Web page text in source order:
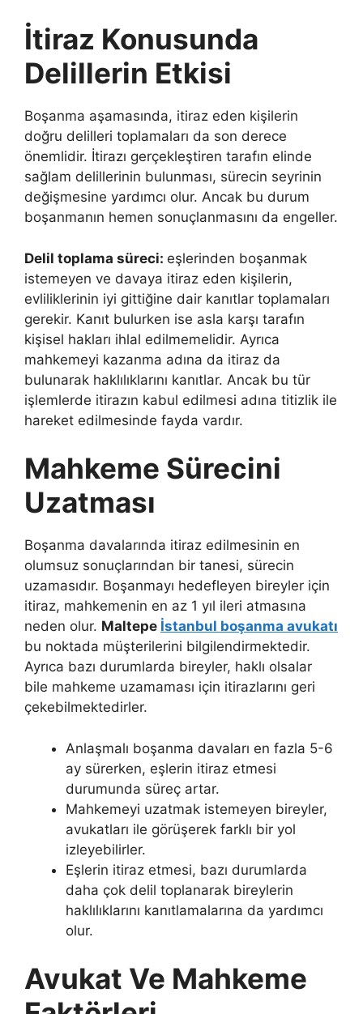
İtiraz Konusunda
Delillerin Etkisi
Boşanma aşamasında, itiraz eden kişilerin
doğru delilleri toplamaları da son derece
önemlidir. İtirazı gerçekleştiren tarafın elinde
sağlam delillerinin bulunması, sürecin seyrinin
değişmesine yardımcı olur. Ancak bu durum
boşanmanın hemen sonuçlanmasını da engeller.
Delil toplama süreci: eşlerinden boşanmak
istemeyen ve davaya itiraz eden kişilerin,
evliliklerinin iyi gittiğine dair kanıtlar toplamaları
gerekir. Kanıt bulurken ise asla karşı tarafın
kişisel hakları ihlal edilmemelidir. Ayrıca
mahkemeyi kazanma adına da itiraz da
bulunarak haklılıklarını kanıtlar. Ancak bu tür
işlemlerde itirazın kabul edilmesi adına titizlik ile
hareket edilmesinde fayda vardır.
Mahkeme Sürecini
Uzatması
Boşanma davalarında itiraz edilmesinin en
olumsuz sonuçlarından bir tanesi, sürecin
uzamasıdır. Boşanmayı hedefleyen bireyler için
itiraz, mahkemenin en az 1 yıl ileri atmasına
neden olur. Maltepe İstanbul boşanma avukatı
bu noktada müşterilerini bilgilendirmektedir.
Ayrıca bazı durumlarda bireyler, haklı olsalar
bile mahkeme uzamaması için itirazlarını geri
çekebilmektedirler.
Anlaşmalı boşanma davaları en fazla 5-6
ay sürerken, eşlerin itiraz etmesi
durumunda süreç artar.
Mahkemeyi uzatmak istemeyen bireyler,
avukatları ile görüşerek farklı bir yol
izleyebilirler.
Eşlerin itiraz etmesi, bazı durumlarda
daha çok delil toplanarak bireylerin
haklılıklarını kanıtlamalarına da yardımcı
olur.
Avukat Ve Mahkeme